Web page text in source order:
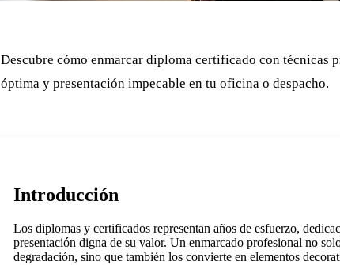
Descubre cómo enmarcar diploma certificado con técnicas
óptima y presentación impecable en tu oficina o despacho.
Introducción
Los diplomas y certificados representan años de esfuerzo,
presentación digna de su valor. Un enmarcado profesional no
degradación, sino que también los convierte en elementos